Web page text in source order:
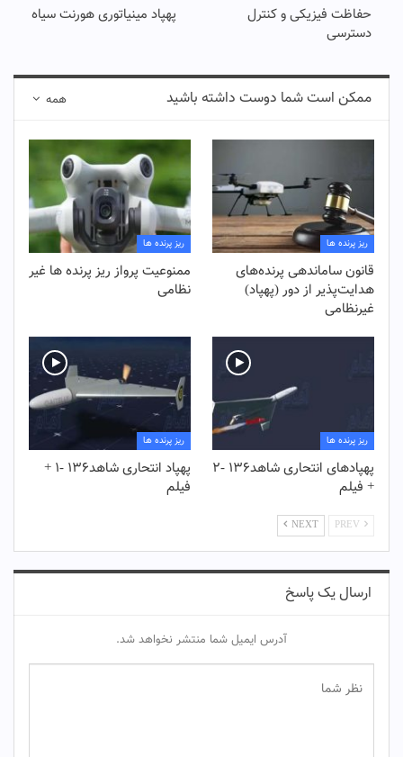
حفاظت فیزیکی و کنترل
دسترسی
پهپاد مینیاتوری هورنت سیاه
همه ممکن است شما دوست داشته باشید
ریز پرنده ها
قانون ساماندهی پرنده‌های
هدایت‌پذیر از دور (پهپاد)
غیرنظامی
ریز پرنده ها
ممنوعیت پرواز ریز پرنده ها غیر
نظامی
ریز پرنده ها
پهپادهای انتحاری شاهد۱۳۶ -۲
+ فیلم
ریز پرنده ها
پهپاد انتحاری شاهد۱۳۶ -۱ +
فیلم
NEXT
ارسال یک پاسخ
آدرس ایمیل شما منتشر نخواهد شد.